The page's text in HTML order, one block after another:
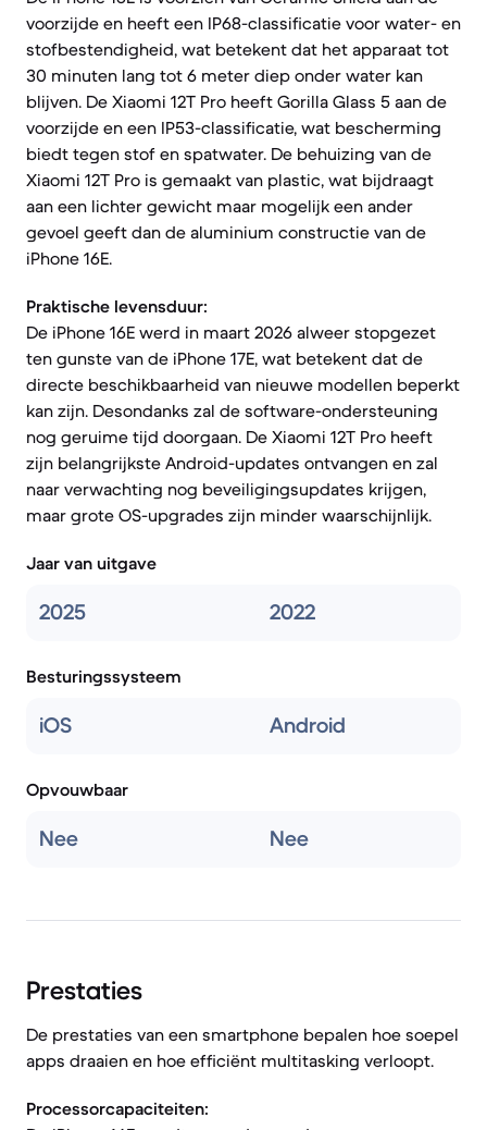
voorzijde en heeft een IP68-classificatie voor water- en
stofbestendigheid, wat betekent dat het apparaat tot
30 minuten lang tot 6 meter diep onder water kan
blijven. De Xiaomi 12T Pro heeft Gorilla Glass 5 aan de
voorzijde en een IP53-classificatie, wat bescherming
biedt tegen stof en spatwater. De behuizing van de
Xiaomi 12T Pro is gemaakt van plastic, wat bijdraagt
aan een lichter gewicht maar mogelijk een ander
gevoel geeft dan de aluminium constructie van de
iPhone 16E.
Praktische levensduur:
De iPhone 16E werd in maart 2026 alweer stopgezet
ten gunste van de iPhone 17E, wat betekent dat de
directe beschikbaarheid van nieuwe modellen beperkt
kan zijn. Desondanks zal de software-ondersteuning
nog geruime tijd doorgaan. De Xiaomi 12T Pro heeft
zijn belangrijkste Android-updates ontvangen en zal
naar verwachting nog beveiligingsupdates krijgen,
maar grote OS-upgrades zijn minder waarschijnlijk.
Jaar van uitgave
2025 2022
Besturingssysteem
iOS Android
Opvouwbaar
Nee Nee
Prestaties
De prestaties van een smartphone bepalen hoe soepel
apps draaien en hoe efficiënt multitasking verloopt.
Processorcapaciteiten: